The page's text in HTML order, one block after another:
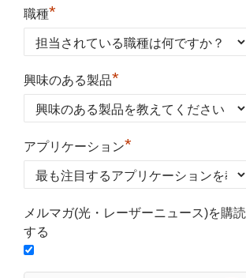
職種*
興味のある製品*
アプリケーション*
メルマガ(光・レーザーニュース)を購読
する